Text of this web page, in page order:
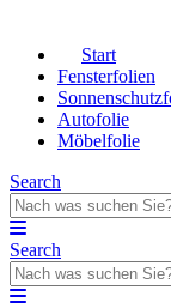
Start
Fensterfolien
Autofolie
Möbelfolie
Search
Search